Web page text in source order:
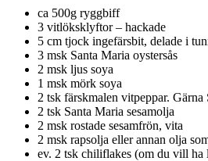
ca 500g ryggbiff
3 vitlöksklyftor – hackade
5 cm tjock ingefärsbit, delade i
3 msk Santa Maria oystersås
2 msk ljus soya
1 msk mörk soya
2 tsk färskmalen vitpeppar.
2 tsk Santa Maria sesamolja
2 msk rostade sesamfrön, vita
2 msk rapsolja eller annan olja
ev. 2 tsk chiliflakes (om du vill ha